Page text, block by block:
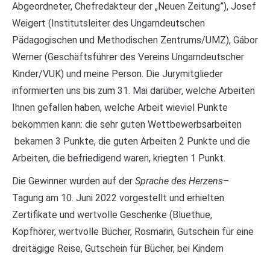
Abgeordneter, Chefredakteur der „Neuen Zeitung”), Josef
Weigert (Institutsleiter des Ungarndeutschen
Pädagogischen und Methodischen Zentrums/UMZ), Gábor
Werner (Geschäftsführer des Vereins Ungarndeutscher
Kinder/VUK) und meine Person. Die Jurymitglieder
informierten uns bis zum 31. Mai darüber, welche Arbeiten
Ihnen gefallen haben, welche Arbeit wieviel Punkte
bekommen kann: die sehr guten Wettbewerbsarbeiten
bekamen 3 Punkte, die guten Arbeiten 2 Punkte und die
Arbeiten, die befriedigend waren, kriegten 1 Punkt.
Die Gewinner wurden auf der Sprache des Herzens–
Tagung am 10. Juni 2022 vorgestellt und erhielten
Zertifikate und wertvolle Geschenke (Bluethue,
Kopfhörer, wertvolle Bücher, Rosmarin, Gutschein für eine
dreitägige Reise, Gutschein für Bücher, bei Kindern